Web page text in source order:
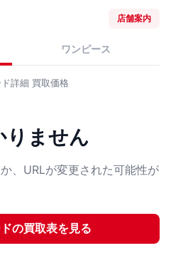
店舗案内
ワンピース
詳細 買取価格
りません
、URLが変更された可能性が
の買取表を見る